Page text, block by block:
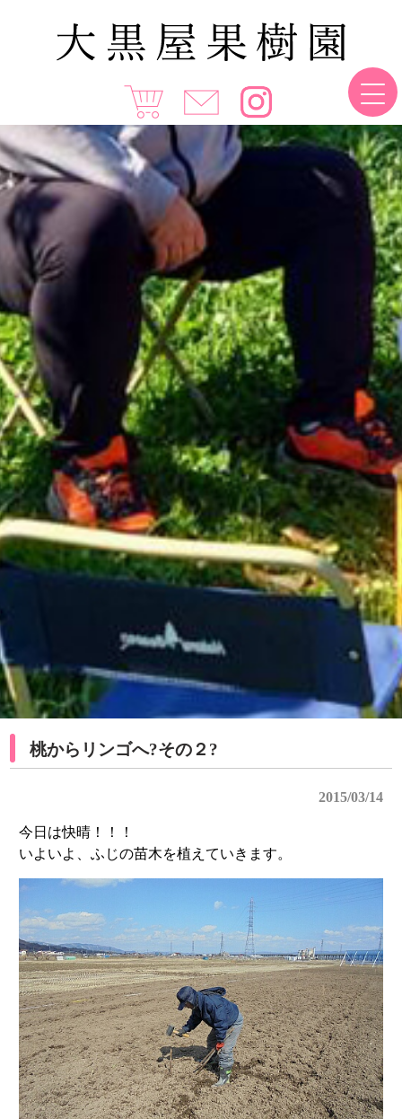
桃からリンゴへ?その２?
2015/03/14
今日は快晴！！！
いよいよ、ふじの苗木を植えていきます。